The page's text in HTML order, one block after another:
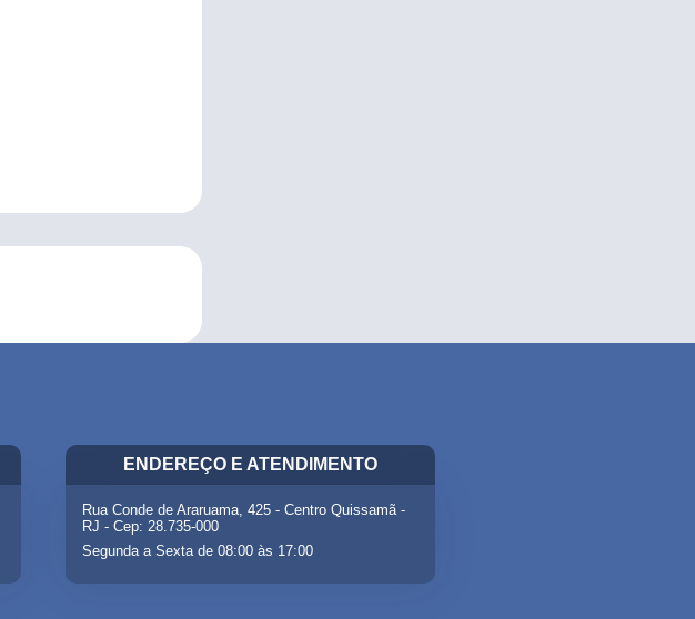
ENDEREÇO E ATENDIMENTO
Rua Conde de Araruama, 425 - Centro Quissamã -
RJ - Cep: 28.735-000
Segunda a Sexta de 08:00 às 17:00